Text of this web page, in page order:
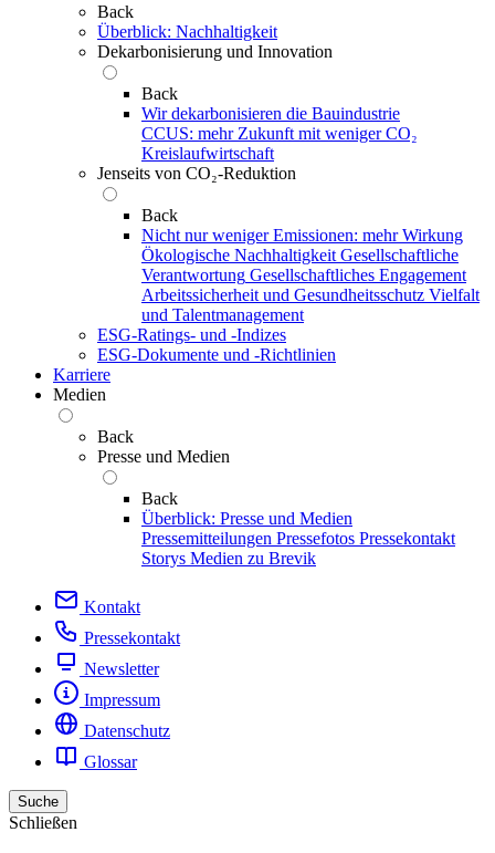
Back
Überblick: Nachhaltigkeit
Dekarbonisierung und Innovation
Back
Wir dekarbonisieren die Bauindustrie
CCUS: mehr Zukunft mit weniger CO₂
Kreislaufwirtschaft
Jenseits von CO₂-Reduktion
Back
Nicht nur weniger Emissionen: mehr Wirkung
Ökologische Nachhaltigkeit Gesellschaftliche
Verantwortung Gesellschaftliches Engagement
Arbeitssicherheit und Gesundheitsschutz Vielfalt
und Talentmanagement
ESG-Ratings- und ‑Indizes
ESG-Dokumente und ‑Richtlinien
Karriere
Medien
Back
Presse und Medien
Back
Überblick: Presse und Medien
Pressemitteilungen Pressefotos Pressekontakt
Storys Medien zu Brevik
Kontakt
Pressekontakt
Newsletter
Impressum
Datenschutz
Glossar
Suche
Schließen